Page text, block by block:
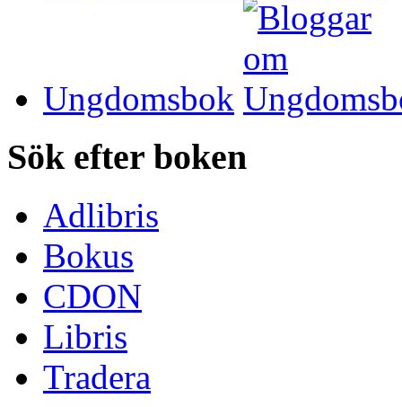
Ungdomsbok
Sök efter boken
Adlibris
Bokus
CDON
Libris
Tradera